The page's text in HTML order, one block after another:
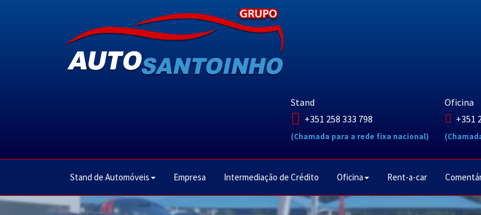
Stand
+351 258 333 798
(Chamada para a rede fixa nacional)
Oficina
+351
Stand de Automóveis Empresa Intermediação de Crédito Oficina Rent-a-car